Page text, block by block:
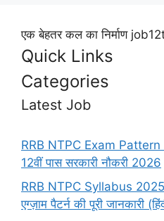
एक बेहतर कल का निर्माण
Quick Links
Categories
Latest Job
RRB NTPC Exam
12वीं पास सरकारी नौकरी 2026
RRB NTPC Syllabus
एग्ज़ाम पैटर्न की पूरी जानकारी